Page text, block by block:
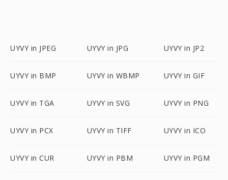
UYVY in JPEG UYVY in JPG UYVY in JP2
UYVY in BMP UYVY in WBMP UYVY in GIF
UYVY in TGA UYVY in SVG UYVY in PNG
UYVY in PCX UYVY in TIFF UYVY in ICO
UYVY in CUR UYVY in PBM UYVY in PGM